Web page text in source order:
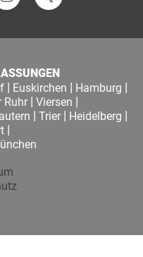
| Euskirchen | Hamburg |
Ruhr| Viersen |
| Trier | Heidelberg |
|